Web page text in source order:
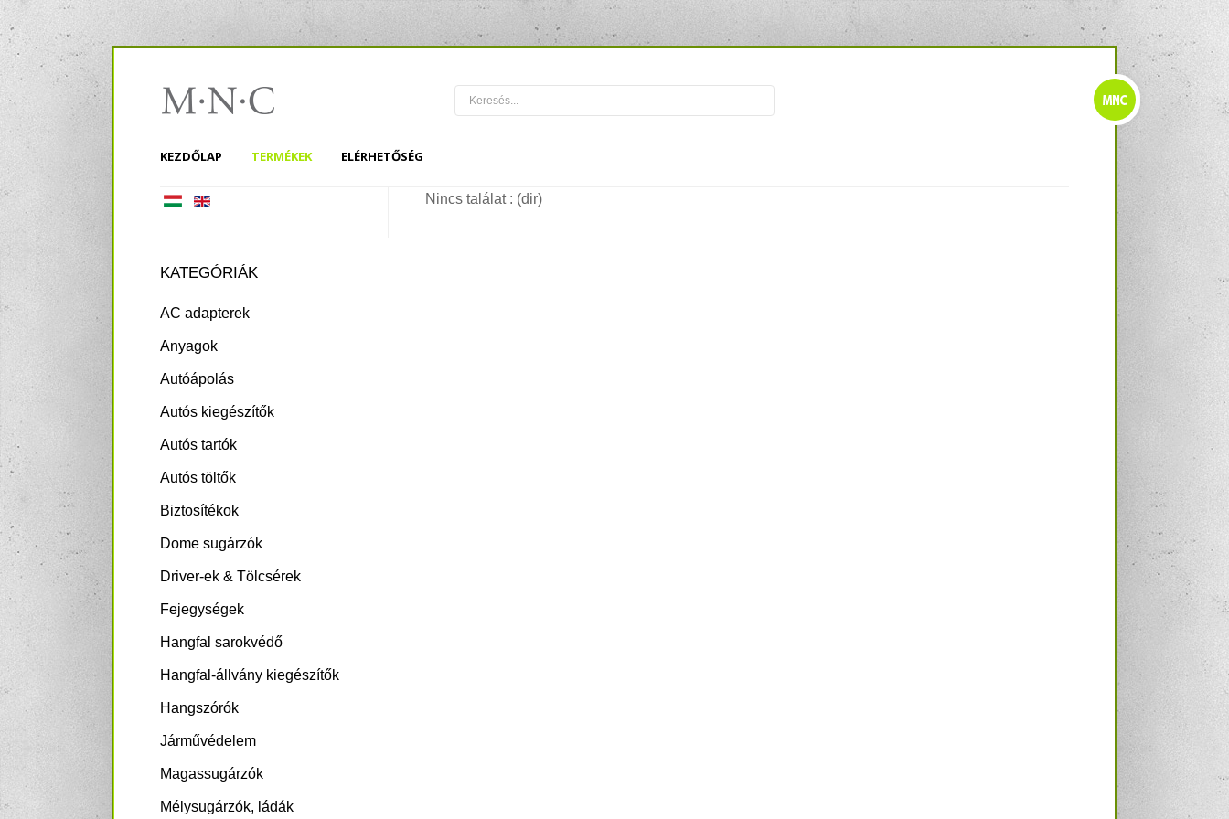
KEZDŐLAP TERMÉKEK ELÉRHETŐSÉG
Nincs találat : (dir)
KATEGÓRIÁK
AC adapterek
Anyagok
Autóápolás
Autós kiegészítők
Autós tartók
Autós töltők
Biztosítékok
Dome sugárzók
Driver-ek & Tölcsérek
Fejegységek
Hangfal sarokvédő
Hangfal-állvány kiegészítők
Hangszórók
Járművédelem
Magassugárzók
Mélysugárzók, ládák